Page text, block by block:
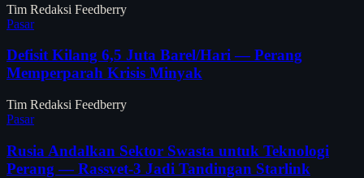
Tim Redaksi Feedberry
Pasar
Defisit Kilang 6,5 Juta Barel/Hari — Perang
Memperparah Krisis Minyak
Tim Redaksi Feedberry
Pasar
Rusia Andalkan Sektor Swasta untuk Teknologi
Perang — Rassvet-3 Jadi Tandingan Starlink